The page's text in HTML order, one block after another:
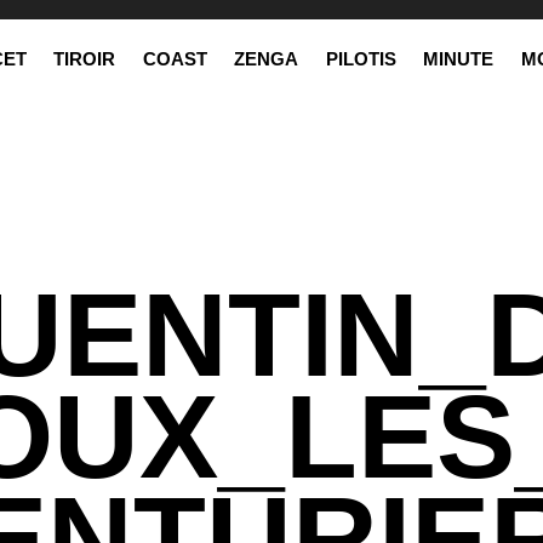
TIROIR COAST ZENGA PILOTIS MINUTE